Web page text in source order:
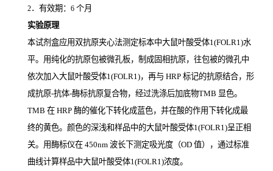
2．有效期： 6 个月
实验原理
本试剂盒应用双抗原夹心法测定标本中大鼠叶酸受体1(FOLR1)水
平。用纯化的抗原包被微孔板，制成固相抗原，往包被的微孔中
依次加入大鼠叶酸受体1(FOLR1)，再与 HRP 标记的抗原结合，形
成抗原-抗体-酶标抗原复合物，经过洗涤后加底物TMB 显色。
TMB 在 HRP 酶的催化下转化成蓝色，并在酸的作用下转化成最
终的黄色。颜色的深浅和样品中的大鼠叶酸受体1(FOLR1)呈正相
关。用酶标仪在 450nm 波长下测定吸光度（OD 值），通过标准
曲线计算样品中大鼠叶酸受体1(FOLR1)浓度。